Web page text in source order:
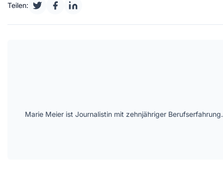
Teilen:
Marie Meier ist Journalistin mit zehnjähriger